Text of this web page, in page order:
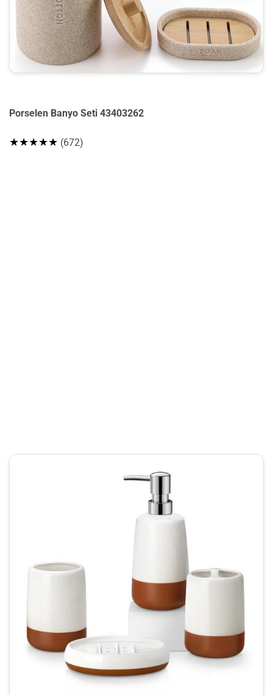
Porselen Banyo Seti 43403262
★★★★★ (672)